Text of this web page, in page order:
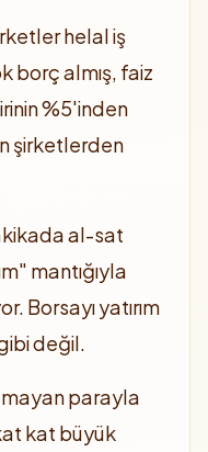
helal iş
borç almış, faiz
%5'inden
şirketlerden
al-sat
mantığıyla
Borsayı yatırım
değil.
parayla
kat büyük